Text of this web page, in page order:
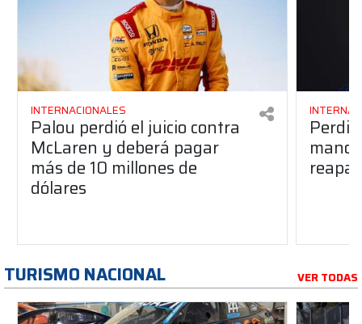
INTERNACIONALES
Palou perdió el juicio contra
McLaren y deberá pagar
más de 10 millones de
dólares
TURISMO NACIONAL VER TODAS